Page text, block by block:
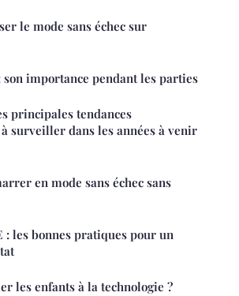
le mode sans échec sur
son importance pendant les parties
principales tendances
surveiller dans les années à venir
en mode sans échec sans
: les bonnes pratiques pour un
les enfants à la technologie ?